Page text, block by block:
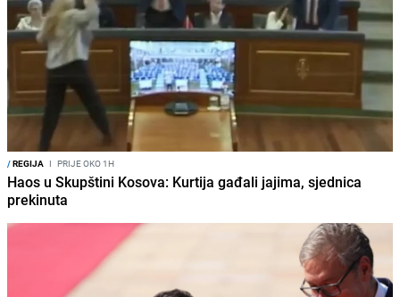
/REGIJA I PRIJE OKO 1H
Haos u Skupštini Kosova: Kurtija gađali jajima, sjednica
prekinuta